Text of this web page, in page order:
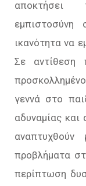
αποκτήσει
ικανότητα να
Σε αντίθεση
γεννά στο
αδυναμίας και
προβλήματα
περίπτωση